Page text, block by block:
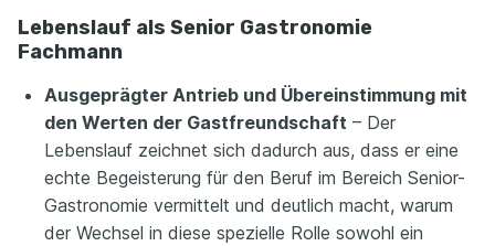
Lebenslauf als Senior Gastronomie
Fachmann
Ausgeprägter Antrieb und Übereinstimmung mit
den Werten der Gastfreundschaft – Der
Lebenslauf zeichnet sich dadurch aus, dass er eine
echte Begeisterung für den Beruf im Bereich Senior-
Gastronomie vermittelt und deutlich macht, warum
der Wechsel in diese spezielle Rolle sowohl ein